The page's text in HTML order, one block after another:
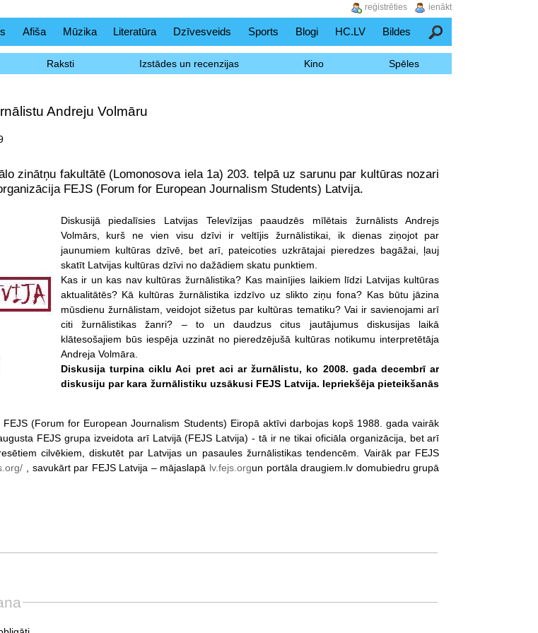
Afiša Mūzika Literatūra Dzīvesveids Sports Blogi HC.LV Bildes Meklēšana
Raksti Izstādes un recenzijas Kino Spēles
Andreju Volmāru
zinātņu fakultātē (Lomonosova iela 1a) 203. telpā uz sarunu par kultūras nozari
FEJS (Forum for European Journalism Students) Latvija.
Diskusijā piedalīsies Latvijas Televīzijas paaudzēs mīlētais žurnālists Andrejs
Volmārs, kurš ne vien visu dzīvi ir veltījis žurnālistikai, ik dienas ziņojot par
jaunumiem kultūras dzīvē, bet arī, pateicoties uzkrātajai pieredzes bagāžai, ļauj
skatīt Latvijas kultūras dzīvi no dažādiem skatu punktiem.
Kas ir un kas nav kultūras žurnālistika? Kas mainījies laikiem līdzi Latvijas kultūras
aktualitātēs? Kā kultūras žurnālistika izdzīvo uz slikto ziņu fona? Kas būtu jāzina
mūsdienu žurnālistam, veidojot sižetus par kultūras tematiku? Vai ir savienojami arī
citi žurnālistikas žanri? – to un daudzus citus jautājumus diskusijas laikā
klātesošajiem būs iespēja uzzināt no pieredzējušā kultūras notikumu interpretētāja
Andreja Volmāra.
Diskusija turpina ciklu Aci pret aci ar žurnālistu, ko 2008. gada decembrī ar
diskusiju par kara žurnālistiku uzsākusi FEJS Latvija. Iepriekšēja pieteikšanās
FEJS (Forum for European Journalism Students) Eiropā aktīvi darbojas kopš 1988. gada vairāk
FEJS grupa izveidota arī Latvijā (FEJS Latvija) - tā ir ne tikai oficiāla organizācija, bet arī
cilvēkiem, diskutēt par Latvijas un pasaules žurnālistikas tendencēm. Vairāk par FEJS
, savukārt par FEJS Latvija – mājaslapā lv.fejs.orgun portāla draugiem.lv domubiedru grupā
ienākt
reģistrēties